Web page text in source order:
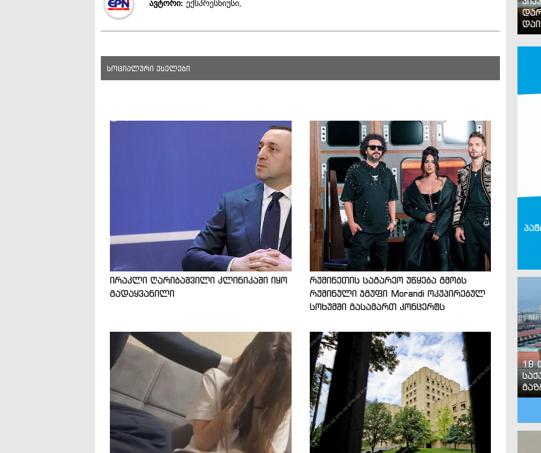
ავტორი: ექსპრესნიუსი,
სოციალური ქსელები
ირაკლი ღარიბაშვილი კლინიკაში იყო
გადაყვანილი
რუმინეთის საგარეო უწყება გმობს
რუმინული ჯგუფი Morandi ოკუპირებულ
სოხუმში გასამართ კონცერტს
18